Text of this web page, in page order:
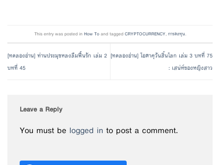
This entry was posted inHow Toand taggedCRYPTOCURRENCY,การลงทุน.
[ทดลองอ่าน] ท่านประมุขหลงลืมฟื้นรัก เล่ม 2
บทที่ 45
[ทดลองอ่าน] โอตาคุวันสิ้นโลก เล่ม 3 บทที่ 75
: เสน่ห์ของหญิงสาว
Leave a Reply
You must be logged in to post a comment.